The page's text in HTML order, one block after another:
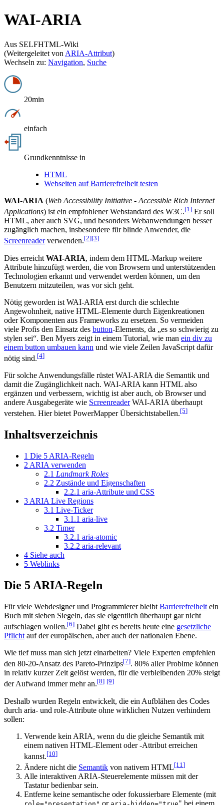
WAI-ARIA
Aus SELFHTML-Wiki
(Weitergeleitet von ARIA-Attribut)
Wechseln zu: Navigation, Suche
20min
einfach
Grundkenntnisse in
HTML
Webseiten auf Barrierefreiheit testen
WAI-ARIA (Web Accessibility Initiative - Accessible Rich Internet
Applications) ist ein empfohlener Webstandard des W3C.[1 ] Er soll
HTML, aber auch SVG, und besonders Webanwendungen besser
zugänglich machen, insbesondere für blinde Anwender, die
Screenreaderverwenden.[2][3]
Dies erreicht WAI-ARIA, indem dem HTML-Markup weitere
Attribute hinzufügt werden, die von Browsern und unterstützenden
Technologien erkannt und verwendet werden können, um den
Benutzern mitzuteilen, was vor sich geht.
Nötig geworden ist WAI-ARIA erst durch die schlechte
Angewohnheit, native HTML-Elemente durch Eigenkreationen
oder Komponenten aus Frameworks zu ersetzen. So vermeiden
viele Profis den Einsatz des button-Elements, da „es so schwierig zu
stylen sei“. Ben Myers zeigt in einem Tutorial, wie man ein div zu
einem button umbauen kann und wie viele Zeilen JavaScript dafür
nötig sind.[4]
Für solche Anwendungsfälle rüstet WAI-ARIA die Semantik und
damit die Zugänglichkeit nach. WAI-ARIA kann HTML also
ergänzen und verbessern, wichtig ist aber auch, ob Browser und
andere Ausgabegeräte wie ScreenreaderWAI-ARIA überhaupt
verstehen. Hier bietet PowerMapper Übersichtstabellen.[5]
Inhaltsverzeichnis
1 Die 5 ARIA-Regeln
2 ARIA verwenden
2.1 Landmark Roles
2.2 Zustände und Eigenschaften
2.2.1 aria-Attribute und CSS
3 ARIA Live Regions
3.1 Live-Ticker
3.1.1 aria-live
3.2 Timer
3.2.1 aria-atomic
3.2.2 aria-relevant
4 Siehe auch
5 Weblinks
Die 5 ARIA-Regeln
Für viele Webdesigner und Programmierer bleibt Barrierefreiheit ein
Buch mit sieben Siegeln, das sie eigentlich überhaupt gar nicht
aufschlagen wollen.[6] Dabei gibt es bereits heute eine gesetzliche
Pflicht auf der europäischen, aber auch der nationalen Ebene.
Wie tief muss man sich jetzt einarbeiten? Viele Experten empfehlen
den 80-20-Ansatz des Pareto-Prinzips[7]. 80% aller Problme können
in relativ kurzer Zeit gelöst werden, für die verbleibenden 20% steigt
der Aufwand immer mehr an.[8] [9]
Deshalb wurden Regeln entwickelt, die ein Aufblähen des Codes
durch aria- und role-Attribute ohne wirklichen Nutzen verhindern
sollen:
Verwende kein ARIA, wenn du die gleiche Semantik mit
einem nativen HTML-Element oder -Attribut erreichen
kannst.[10]
Ändere nicht die Semantik von nativem HTML[11]
Alle interaktiven ARIA-Steuerelemente müssen mit der
Tastatur bedienbar sein.
Entferne keine semantische oder fokussierbare Elemente (mit